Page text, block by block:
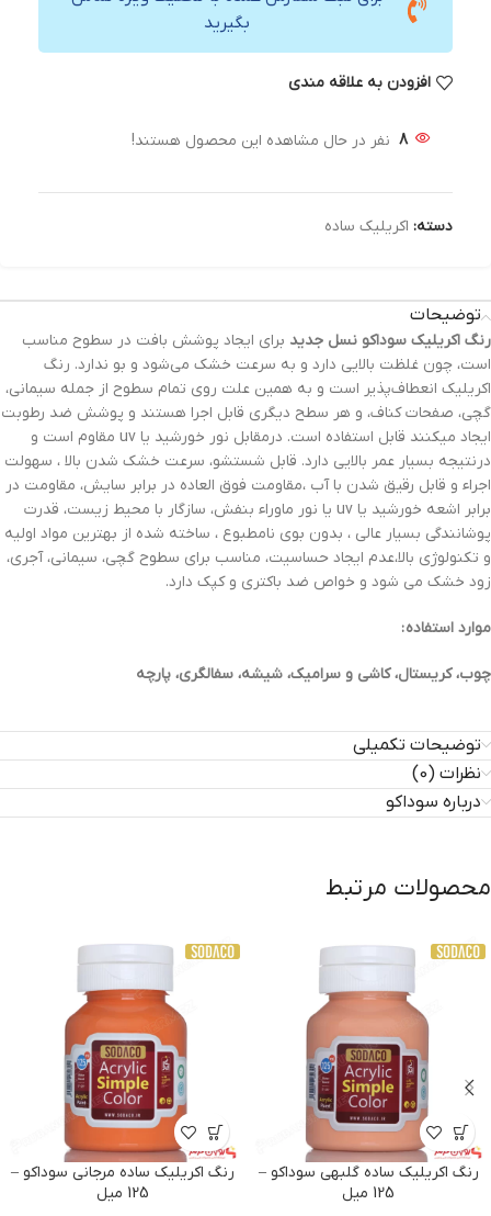
بگیرید
افزودن به علاقه مندی
8 نفر در حال مشاهده این محصول هستند!
دسته: اکریلیک ساده
توضیحات
رنگ‌ اکریلیک سوداکو نسل جدید برای ایجاد پوشش بافت در سطوح مناسب
است، چون غلظت بالایی دارد و به سرعت خشک می‌شود و بو ندارد. رنگ
اکریلیک انعطاف‌پذیر است و به همین علت روی تمام سطوح از جمله سیمانی،
گچی، صفحات کناف، و هر سطح دیگری قابل اجرا هستند و پوشش ضد رطوبت
ایجاد میکنند قابل استفاده است. درمقابل نور خورشید یا uv مقاوم است و
درنتیجه بسیار عمر بالایی دارد. قابل شستشو، سرعت خشک شدن بالا ، سهولت
اجراء و قابل رقیق شدن با آب ،مقاومت فوق العاده در برابر سایش، مقاومت در
برابر اشعه خورشید یا uv یا نور ماوراء بنفش، سازگار با محیط زیست، قدرت
پوشانندگی بسیار عالی ، بدون بوی نامطبوع ، ساخته شده از بهترین مواد اولیه
و تکنولوژی بالا،عدم ایجاد حساسیت، مناسب برای سطوح گچی، سیمانی، آجری،
زود خشک می شود و خواص ضد باکتری و کپک دارد.
موارد استفاده :
چوب، کریستال، کاشی و سرامیک، شیشه، سفالگری، پارچه
توضیحات تکمیلی
نظرات (0)
درباره سوداکو
محصولات مرتبط
رنگ اکریلیک ساده گلبهی سوداکو –
125 میل
رنگ اکریلیک ساده مرجانی سوداکو –
125 میل